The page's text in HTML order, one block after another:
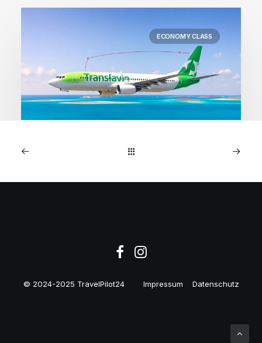
ECONOMY CLASS
1. Mai 2026
© 2024-2025 TravelPilot24 Impressum Datenschutz